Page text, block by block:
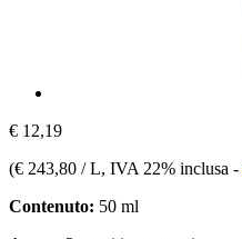
€ 12,19
(€ 243,80 / L, IVA 22% inclusa -
Contenuto: 50 ml